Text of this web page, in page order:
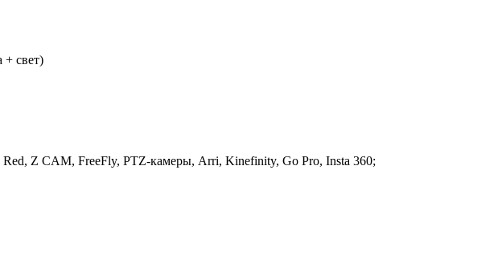
+ свет)
Z CAM, FreeFly, PTZ-камеры, Arri, Kinefinity, Go Pro, Insta 360;